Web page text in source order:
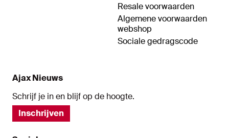
Resale voorwaarden
Algemene voorwaarden
webshop
Sociale gedragscode
Ajax Nieuws
Schrijf je in en blijf op de hoogte.
Inschrijven